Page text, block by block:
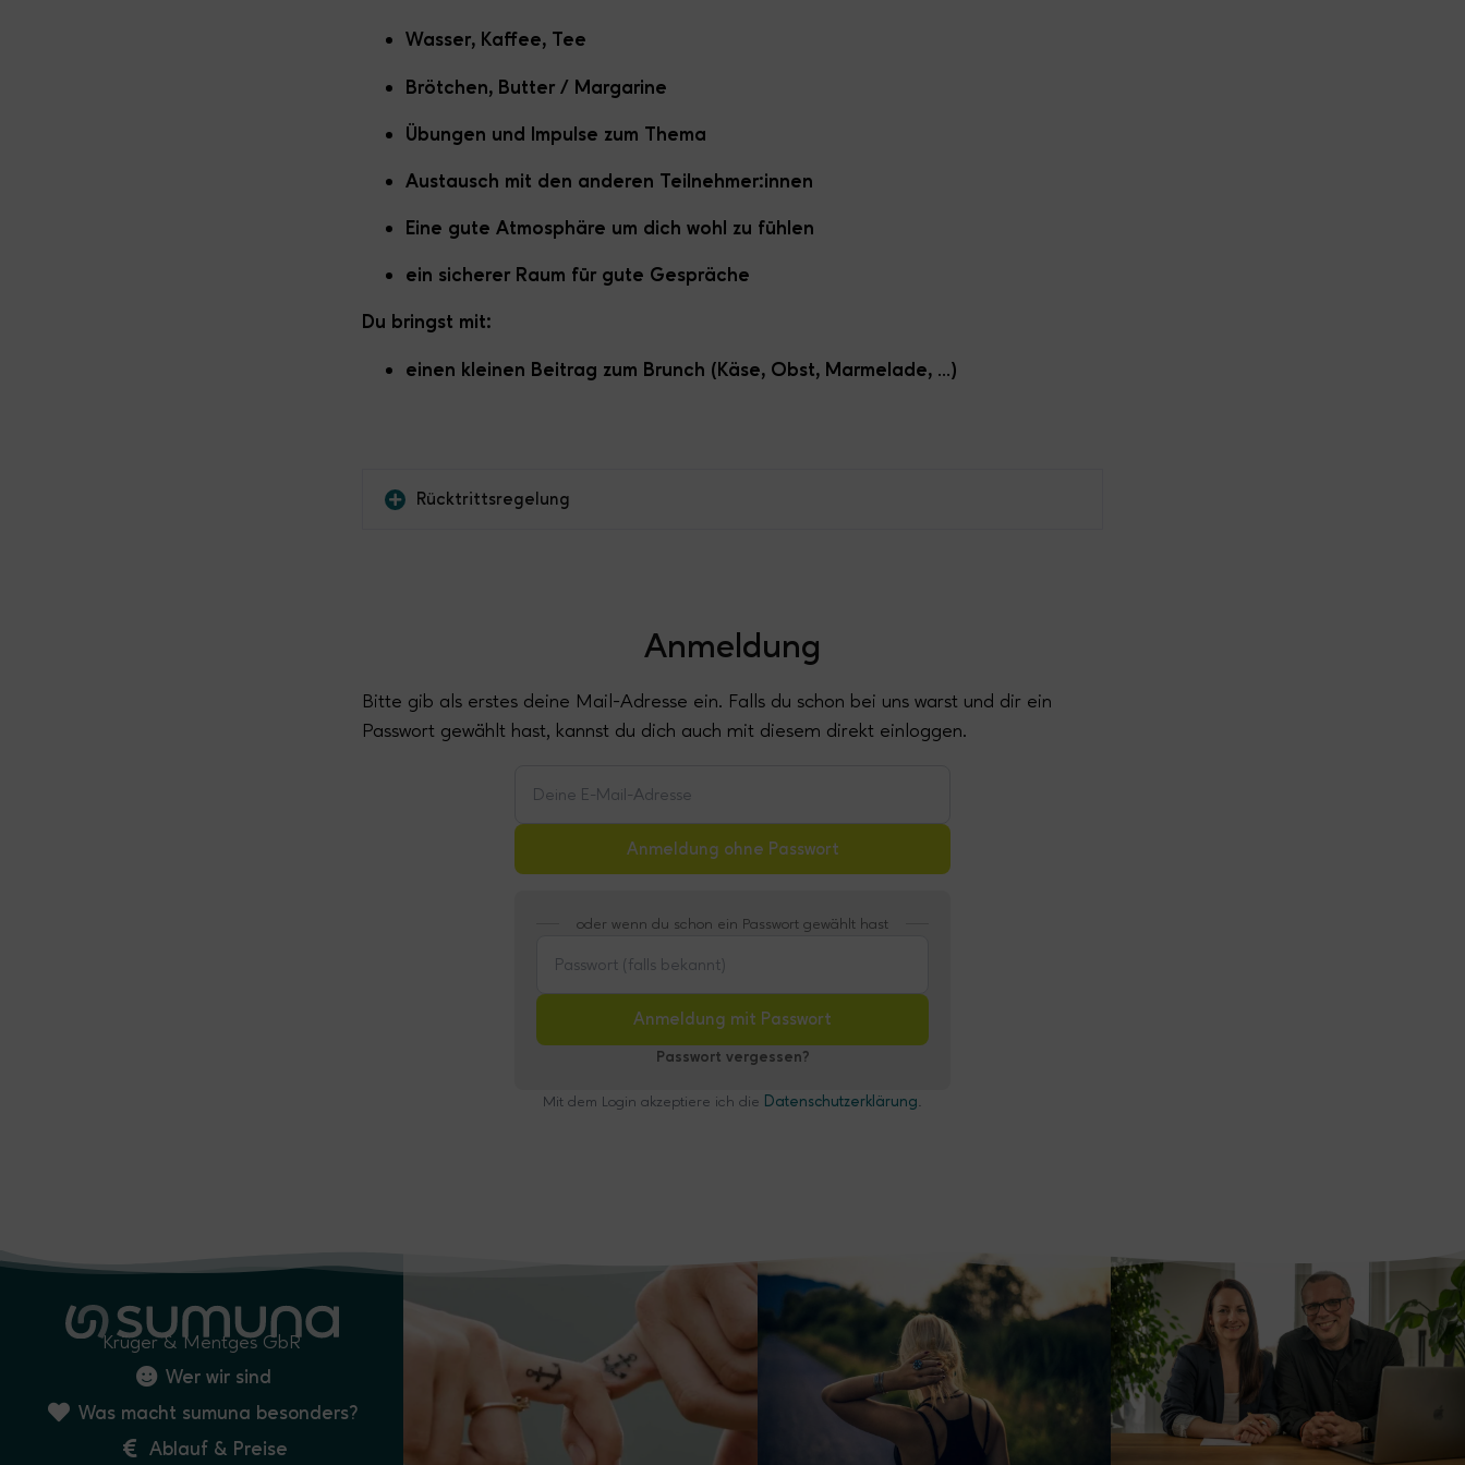
Wasser, Kaffee, Tee
Brötchen, Butter / Margarine
Übungen und Impulse zum Thema
Austausch mit den anderen Teilnehmer:innen
Eine gute Atmosphäre um dich wohl zu fühlen
ein sicherer Raum für gute Gespräche
Du bringst mit:
einen kleinen Beitrag zum Brunch (Käse, Obst, Marmelade, ...)
Rücktrittsregelung
Anmeldung
Bitte gib als erstes deine Mail-Adresse ein. Falls du schon bei uns warst und dir ein
Passwort gewählt hast, kannst du dich auch mit diesem direkt einloggen.
Anmeldung ohne Passwort
oder wenn du schon ein Passwort gewählt hast
Anmeldung mit Passwort
Passwort vergessen?
Mit dem Login akzeptiere ich die Datenschutzerklärung.
Krüger & Mentges GbR
Wer wir sind
Was macht sumuna besonders?
Ablauf & Preise